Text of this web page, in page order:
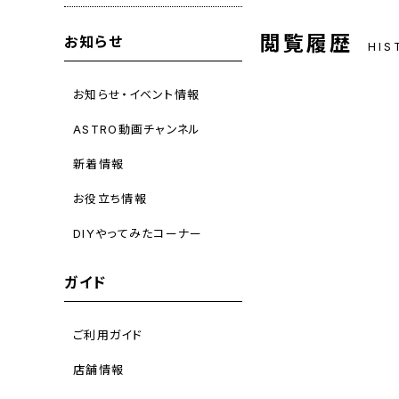
お知らせ
お知らせ・イベント情報
ASTRO動画チャンネル
新着情報
お役立ち情報
DIYやってみたコーナー
ガイド
ご利用ガイド
店舗情報
閲覧履歴